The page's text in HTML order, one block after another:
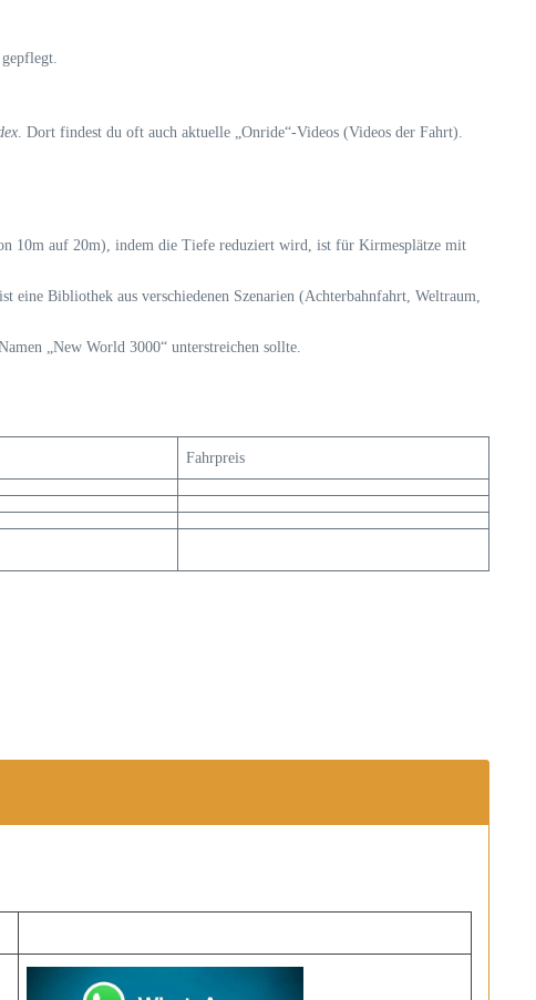
. Dort findest du oft auch aktuelle „Onride“-Videos (Videos der Fahrt).
10m auf 20m), indem die Tiefe reduziert wird, ist für Kirmesplätze mit
Bibliothek aus verschiedenen Szenarien (Achterbahnfahrt, Weltraum,
„New World 3000“ unterstreichen sollte.
Fahrpreis